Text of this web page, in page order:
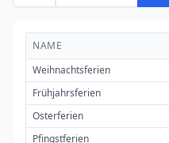
NAME
Weihnachtsferien
Frühjahrsferien
Osterferien
Pfingstferien